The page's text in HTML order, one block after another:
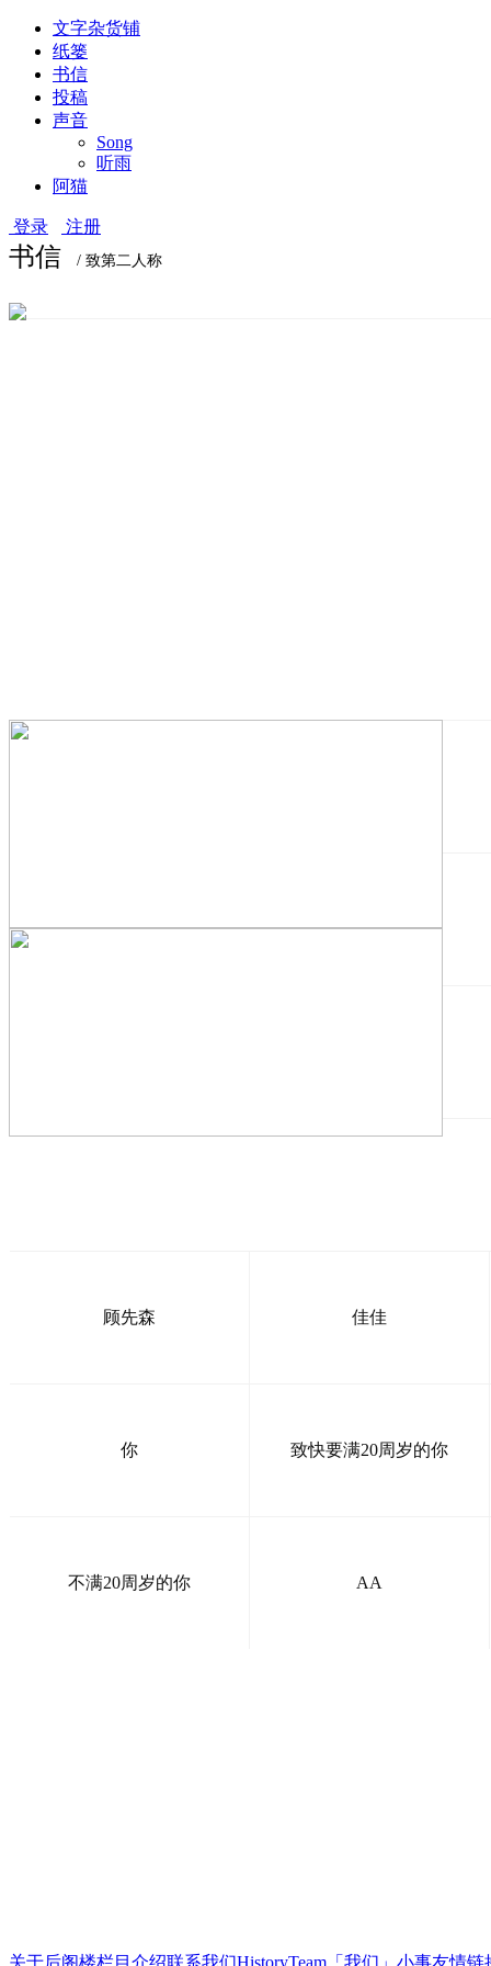
文字杂货铺
纸篓
书信
投稿
声音
Song
听雨
阿猫
登录 注册
书信 / 致第二人称
顾先森 佳佳
你 致快要满20周岁的你
不满20周岁的你 AA
关于后阁楼栏目介绍联系我们HistoryTeam 「我们」小事友情链